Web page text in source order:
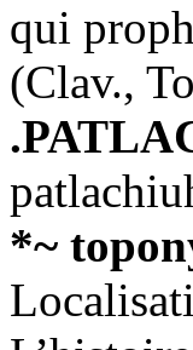
qui
(Clav.,
*~